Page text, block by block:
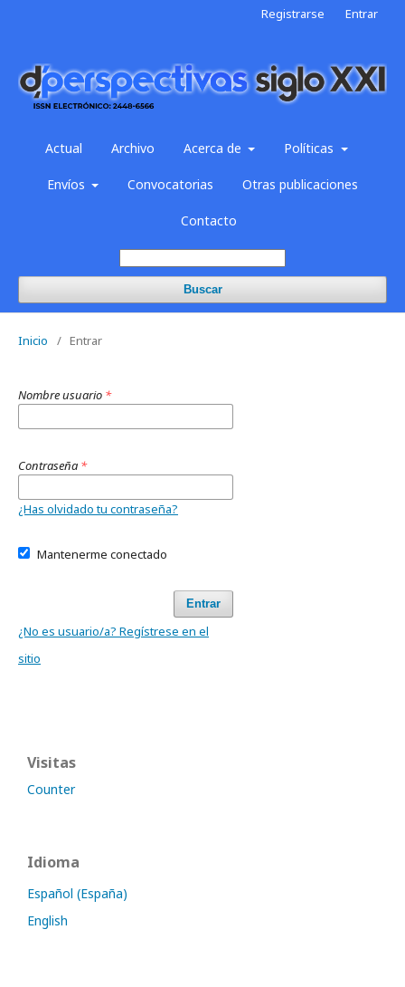
Actual Archivo Acerca de Políticas
Envíos Convocatorias Otras publicaciones
Contacto
Buscar
Registrarse Entrar
Inicio / Entrar
Nombre usuario *
Contraseña *
¿Has olvidado tu contraseña?
Mantenerme conectado
Entrar
¿No es usuario/a? Regístrese en el
sitio
Visitas
Counter
Idioma
Español (España)
English